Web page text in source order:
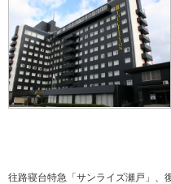
往路寝台特急「サンライズ瀬戸」、